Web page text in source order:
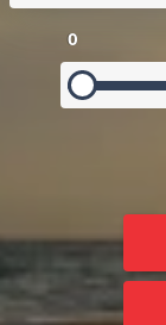
0